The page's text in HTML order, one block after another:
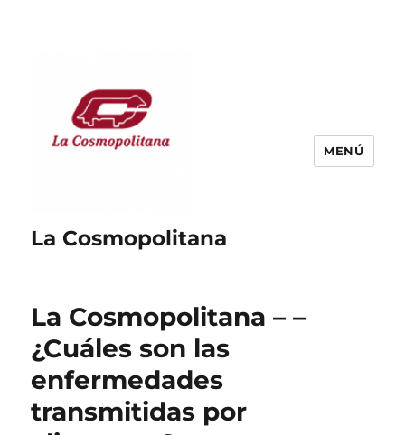
La Cosmopolitana
MENÚ
La Cosmopolitana – –
¿Cuáles son las
enfermedades
transmitidas por